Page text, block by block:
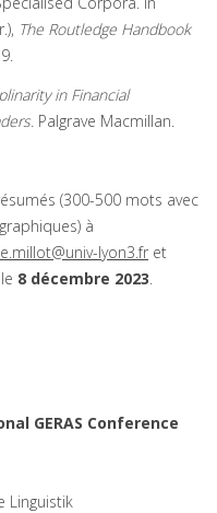
The Routledge Handbook
in Financial
Palgrave Macmillan.
(300-500 mots avec
à
lyon3.fr et
8 décembre 2023.
GERAS Conference
Linguistik